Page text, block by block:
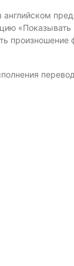
английском
«Показывать
произношение